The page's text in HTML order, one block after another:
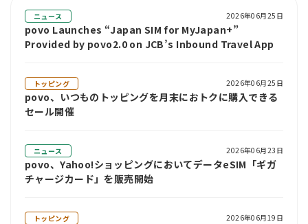
ニュース 2026年06月25日
povo Launches “Japan SIM for MyJapan+”
Provided by povo2.0 on JCB’s Inbound Travel App
トッピング 2026年06月25日
povo、いつものトッピングを月末におトクに購入できる
セール開催
ニュース 2026年06月23日
povo、Yahoo!ショッピングにおいてデータeSIM「ギガ
チャージカード」を販売開始
トッピング 2026年06月19日